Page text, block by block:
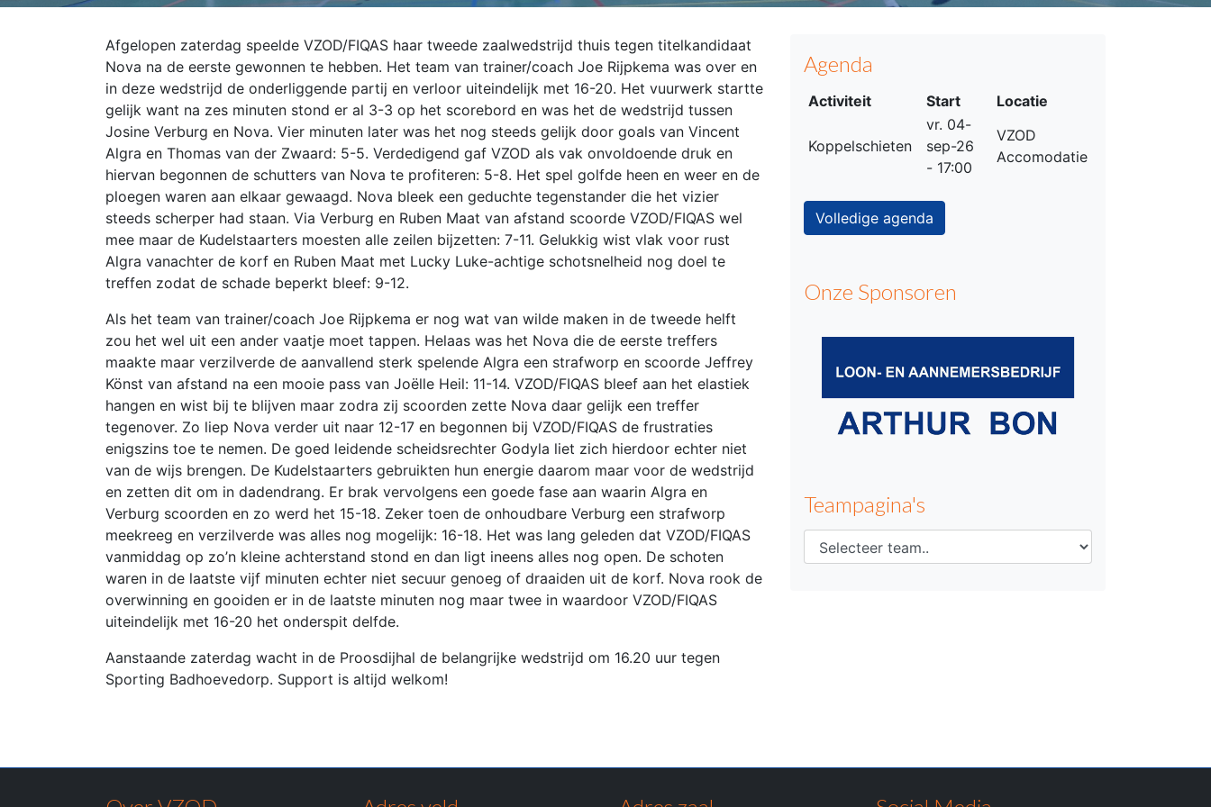
Afgelopen zaterdag speelde VZOD/FIQAS haar tweede zaalwedstrijd thuis tegen titelkandidaat
Nova na de eerste gewonnen te hebben. Het team van trainer/coach Joe Rijpkema was over en
in deze wedstrijd de onderliggende partij en verloor uiteindelijk met 16-20. Het vuurwerk startte
gelijk want na zes minuten stond er al 3-3 op het scorebord en was het de wedstrijd tussen
Josine Verburg en Nova. Vier minuten later was het nog steeds gelijk door goals van Vincent
Algra en Thomas van der Zwaard: 5-5. Verdedigend gaf VZOD als vak onvoldoende druk en
hiervan begonnen de schutters van Nova te profiteren: 5-8. Het spel golfde heen en weer en de
ploegen waren aan elkaar gewaagd. Nova bleek een geduchte tegenstander die het vizier
steeds scherper had staan. Via Verburg en Ruben Maat van afstand scoorde VZOD/FIQAS wel
mee maar de Kudelstaarters moesten alle zeilen bijzetten: 7-11. Gelukkig wist vlak voor rust
Algra vanachter de korf en Ruben Maat met Lucky Luke-achtige schotsnelheid nog doel te
treffen zodat de schade beperkt bleef: 9-12.
Als het team van trainer/coach Joe Rijpkema er nog wat van wilde maken in de tweede helft
zou het wel uit een ander vaatje moet tappen. Helaas was het Nova die de eerste treffers
maakte maar verzilverde de aanvallend sterk spelende Algra een strafworp en scoorde Jeffrey
Könst van afstand na een mooie pass van Joëlle Heil: 11-14. VZOD/FIQAS bleef aan het elastiek
hangen en wist bij te blijven maar zodra zij scoorden zette Nova daar gelijk een treffer
tegenover. Zo liep Nova verder uit naar 12-17 en begonnen bij VZOD/FIQAS de frustraties
enigszins toe te nemen. De goed leidende scheidsrechter Godyla liet zich hierdoor echter niet
van de wijs brengen. De Kudelstaarters gebruikten hun energie daarom maar voor de wedstrijd
en zetten dit om in dadendrang. Er brak vervolgens een goede fase aan waarin Algra en
Verburg scoorden en zo werd het 15-18. Zeker toen de onhoudbare Verburg een strafworp
meekreeg en verzilverde was alles nog mogelijk: 16-18. Het was lang geleden dat VZOD/FIQAS
vanmiddag op zo’n kleine achterstand stond en dan ligt ineens alles nog open. De schoten
waren in de laatste vijf minuten echter niet secuur genoeg of draaiden uit de korf. Nova rook de
overwinning en gooiden er in de laatste minuten nog maar twee in waardoor VZOD/FIQAS
uiteindelijk met 16-20 het onderspit delfde.
Aanstaande zaterdag wacht in de Proosdijhal de belangrijke wedstrijd om 16.20 uur tegen
Sporting Badhoevedorp. Support is altijd welkom!
Agenda
Activiteit Start Locatie
Koppelschieten
vr. 04-
sep-26
- 17:00
VZOD
Accomodatie
Volledige agenda
Onze Sponsoren
Teampagina's